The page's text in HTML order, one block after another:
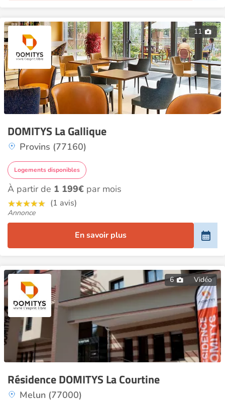
11
DOMITYS La Gallique
Provins (77160)
Logements disponibles
À partir de 1 199€ par mois
(1 avis)
Annonce
En savoir plus
6 Vidéo
Résidence DOMITYS La Courtine
Melun (77000)